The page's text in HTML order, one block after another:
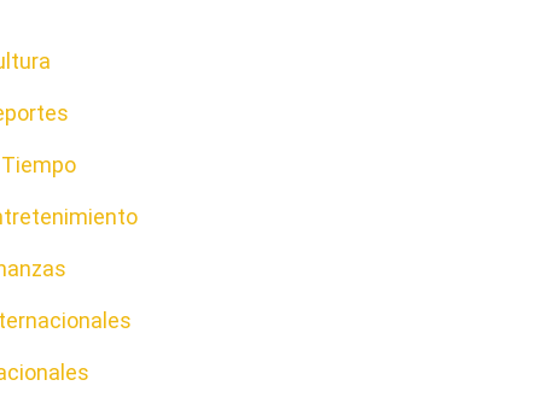
Tiempo